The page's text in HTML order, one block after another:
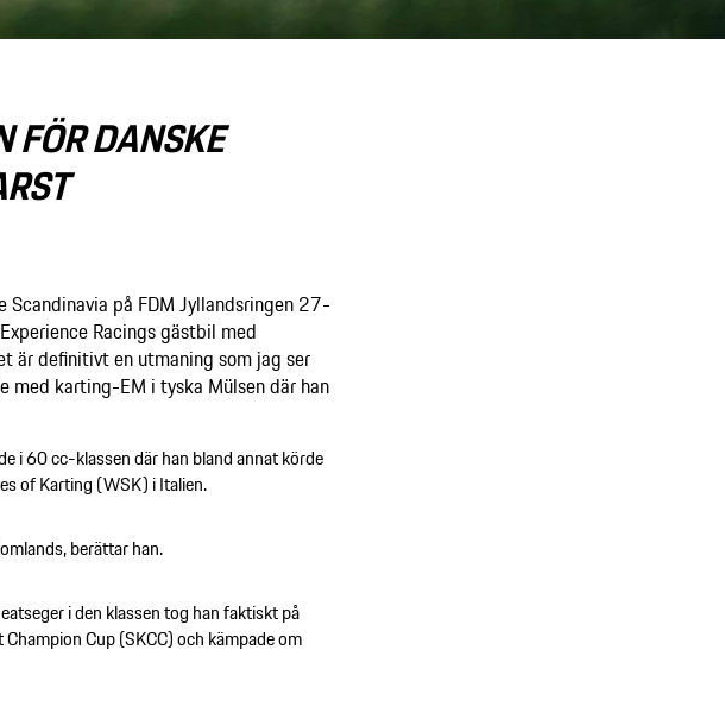
FÖR DANSKE
Scandinavia på FDM Jyllandsringen 27-
Racings gästbil med
är definitivt en utmaning som jag ser
med karting-EM i tyska Mülsen där han
i 60 cc-klassen där han bland annat körde
of Karting (WSK) i Italien.
berättar han.
i den klassen tog han faktiskt på
Cup (SKCC) och kämpade om